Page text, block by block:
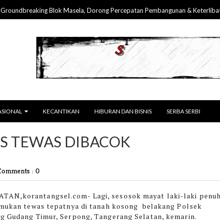
Blok Masela, Dorong Percepatan Pembangunan & Keterlibatan
KECANTIKAN HIBURAN DAN BISNIS SERBA SERBI
TEWAS DIBACOK
: 0
Lagi, sesosok mayat laki-laki penuh
tewas tepatnya di tanah kosong belakang Polsek
Gudang Timur, Serpong, Tangerang Selatan, kemarin.